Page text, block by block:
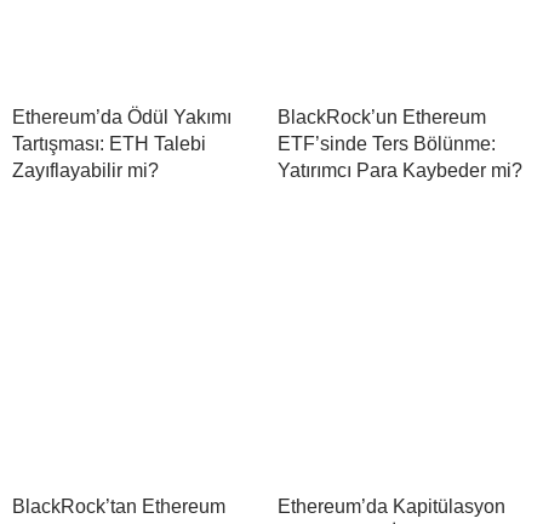
Ethereum’da Ödül Yakımı
Tartışması: ETH Talebi
Zayıflayabilir mi?
BlackRock’un Ethereum
ETF’sinde Ters Bölünme:
Yatırımcı Para Kaybeder mi?
BlackRock’tan Ethereum
Ethereum’da Kapitülasyon